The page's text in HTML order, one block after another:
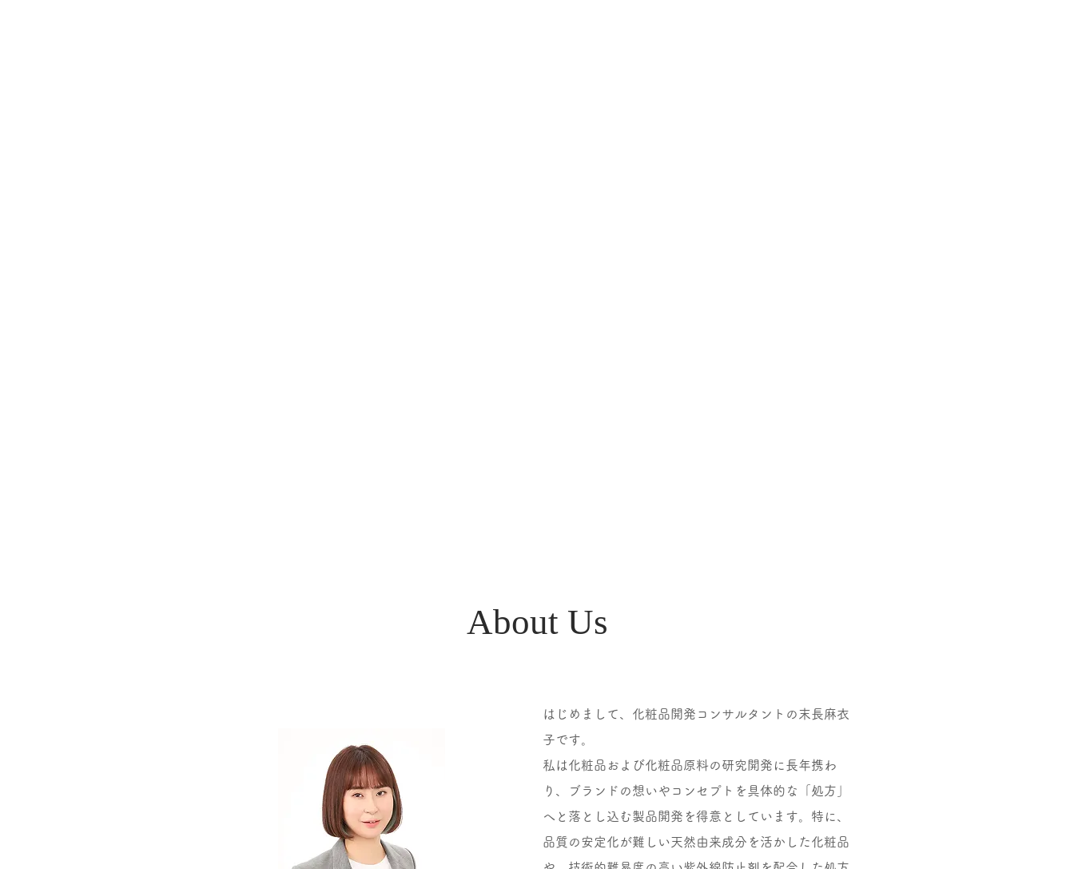
About Us
はじめまして、化粧品開発コンサルタントの末長麻衣
子です。
私は化粧品および化粧品原料の研究開発に長年携わ
り、ブランドの想いやコンセプトを具体的な「処方」
へと落とし込む製品開発を得意としています。特に、
品質の安定化が難しい天然由来成分を活かした化粧品